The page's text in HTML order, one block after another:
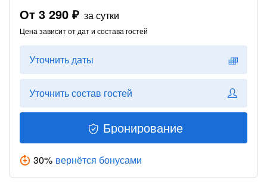
От 3 290 ₽ за сутки
Цена зависит от дат и состава гостей
Уточнить даты
Уточнить состав гостей
Бронирование
30% вернётся бонусами